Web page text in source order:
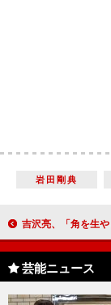
岩田剛典
吉沢亮、「角を生やしちゃいました」 新木優子＆Ｎｉ
芸能ニュース